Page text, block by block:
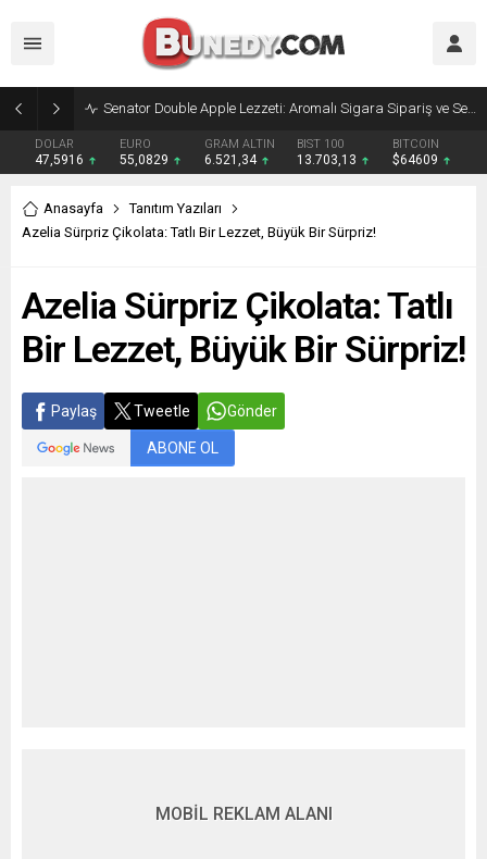
Senator Double Apple Lezzeti: Aromalı Sigara Sipariş ve Senator Sigara Dünyasına Yolculuk
DOLAR
47,5916
EURO
55,0829
GRAM ALTIN
6.521,34
BIST 100
13.703,13
BITCOIN
$64609
Anasayfa
Tanıtım Yazıları
Azelia Sürpriz Çikolata: Tatlı Bir Lezzet, Büyük Bir Sürpriz!
Azelia Sürpriz Çikolata: Tatlı
Bir Lezzet, Büyük Bir Sürpriz!
Paylaş Tweetle Gönder
ABONE OL
MOBİL REKLAM ALANI